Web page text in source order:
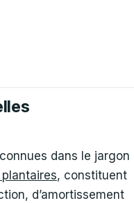
dans le jargon
, constituent
d’amortissement